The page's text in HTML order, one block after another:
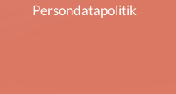
Persondatapolitik